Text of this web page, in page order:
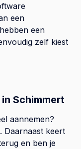
een
een
zelf kiest
Schimmert
aannemen?
Daarnaast keert
en ben je